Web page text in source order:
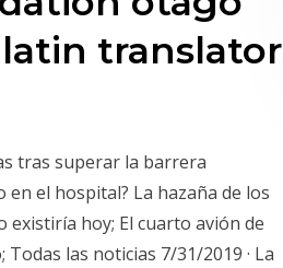
translator
tras superar la barrera
el hospital? La hazaña de los
existiría hoy; El cuarto avión de
las noticias 7/31/2019 · La